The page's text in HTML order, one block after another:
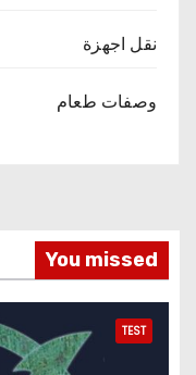
نقل اجهزة
وصفات طعام
You missed
TEST